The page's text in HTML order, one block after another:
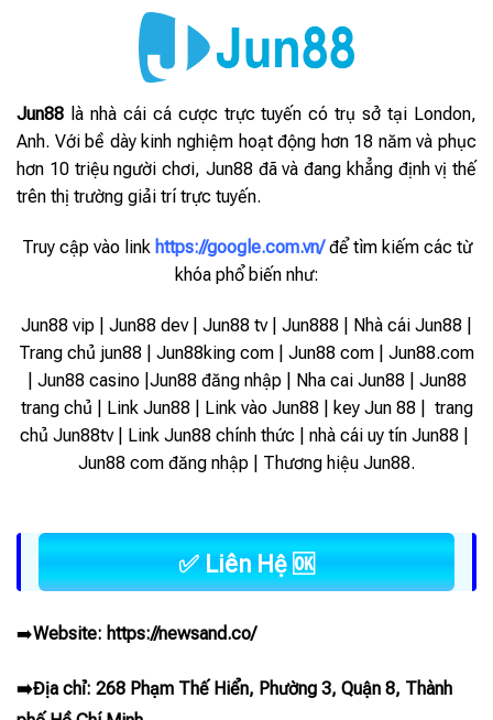
Jun88 là nhà cái cá cược trực tuyến có trụ sở tại London,
Anh. Với bề dày kinh nghiệm hoạt động hơn 18 năm và phục
hơn 10 triệu người chơi, Jun88 đã và đang khẳng định vị thế
trên thị trường giải trí trực tuyến.
Truy cập vào link https://google.com.vn/ để tìm kiếm các từ
khóa phổ biến như:
Jun88 vip | Jun88 dev | Jun88 tv | Jun888 | Nhà cái Jun88 |
Trang chủ jun88 | Jun88king com | Jun88 com | Jun88.com
| Jun88 casino |Jun88 đăng nhập | Nha cai Jun88 | Jun88
trang chủ | Link Jun88 | Link vào Jun88 |
key Jun 88 | trang
chủ Jun88tv | Link Jun88 chính thức | nhà cái uy tín Jun88 |
Jun88 com đăng nhập | Thương hiệu Jun88.
✅ Liên Hệ 🆗
➡️Website: https://newsand.co/
➡️Địa chỉ: 268 Phạm Thế Hiển, Phường 3, Quận 8, Thành